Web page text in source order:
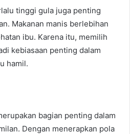
tinggi gula juga penting
Makanan manis berlebihan
ibu. Karena itu, memilih
kebiasaan penting dalam
hamil.
bagian penting dalam
Dengan menerapkan pola